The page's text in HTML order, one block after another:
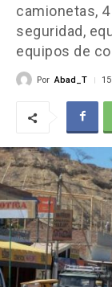
camionetas,
seguridad,
equipos de
Por Abad_T